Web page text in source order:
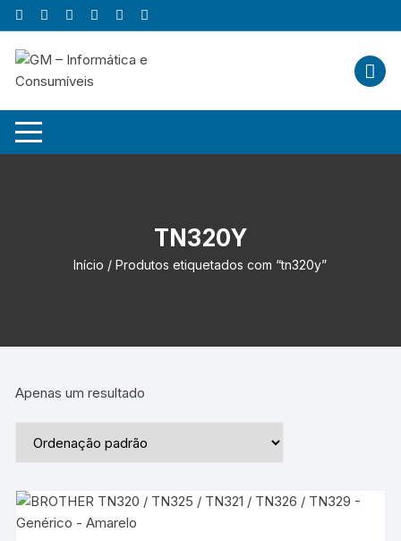
Skip
to
content
TN320Y
Início / Produtos etiquetados com “tn320y”
Apenas um resultado